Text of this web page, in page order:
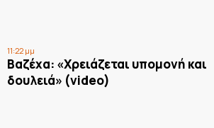
11:22 μμ
Βαζέχα: «Χρειάζεται υπομονή και
δουλειά» (video)